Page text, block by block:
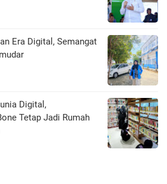
Era Digital, Semangat
Digital,
Tetap Jadi Rumah